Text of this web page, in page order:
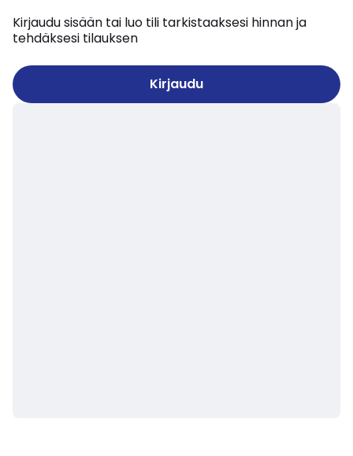
Kirjaudu sisään tai luo tili tarkistaaksesi hinnan ja
tehdäksesi tilauksen
Kirjaudu